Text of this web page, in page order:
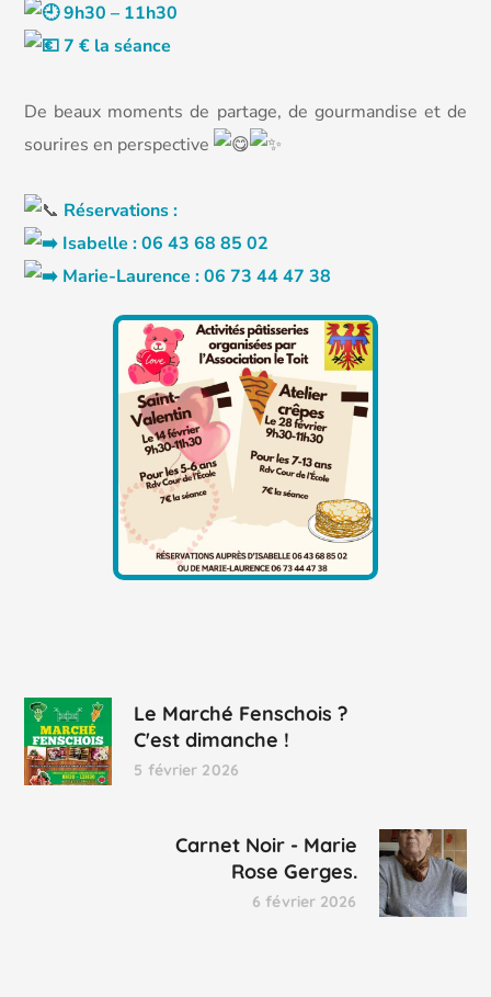
9h30 – 11h30
7 € la séance
De beaux moments de partage, de gourmandise et de
sourires en perspective
Réservations :
Isabelle : 06 43 68 85 02
Marie-Laurence : 06 73 44 47 38
Le Marché Fenschois ?
C'est dimanche !
5 février 2026
Carnet Noir - Marie
Rose Gerges.
6 février 2026